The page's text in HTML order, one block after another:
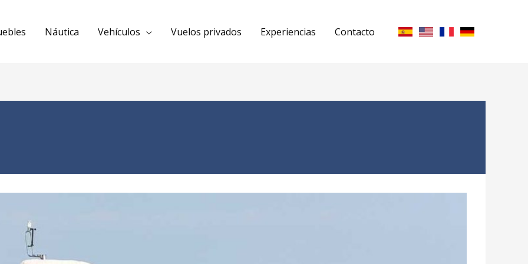
Náutica Vehículos Vuelos privados Experiencias Contacto